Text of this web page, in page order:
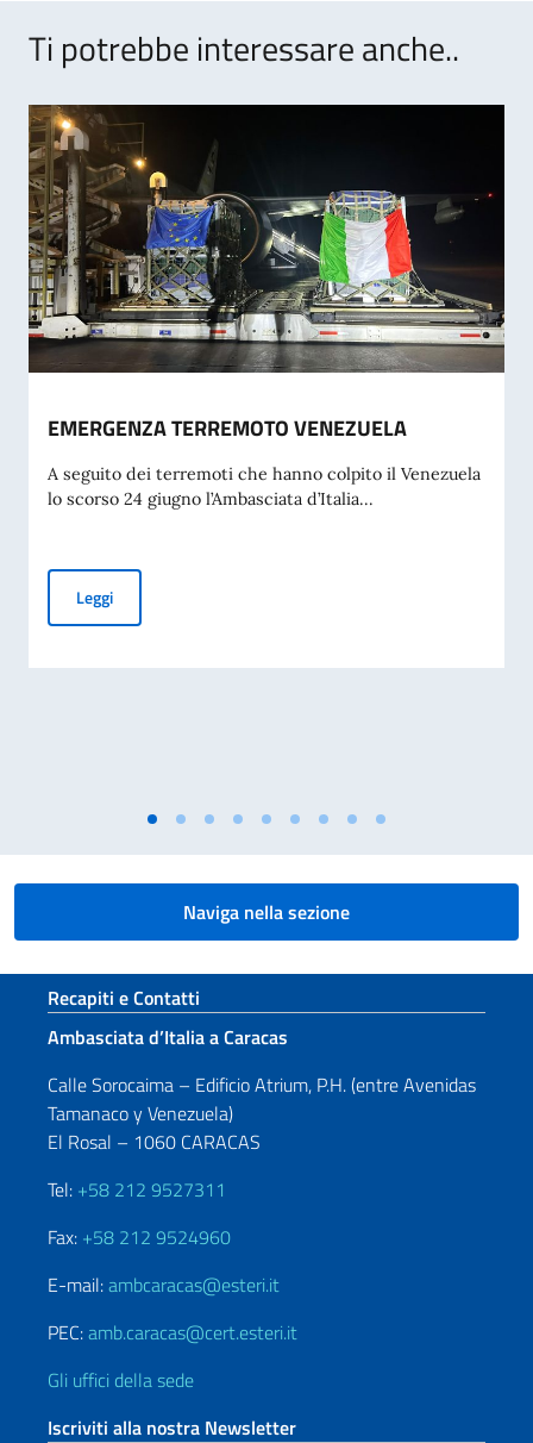
Ti potrebbe interessare anche..
EMERGENZA TERREMOTO VENEZUELA
A seguito dei terremoti che hanno colpito il Venezuela
lo scorso 24 giugno l’Ambasciata d’Italia...
LeggiEMERGENZA TERREMOTO VENEZUELA
Naviga nella sezione
Sezione footer
Recapiti e Contatti
Ambasciata d’Italia a Caracas
Calle Sorocaima – Edificio Atrium, P.H. (entre Avenidas
Tamanaco y Venezuela)
El Rosal – 1060 CARACAS
Tel: +58 212 9527311
Fax: +58 212 9524960
E-mail:ambcaracas@esteri.it
PEC:amb.caracas@cert.esteri.it
Gli uffici della sede
Iscriviti alla nostra Newsletter